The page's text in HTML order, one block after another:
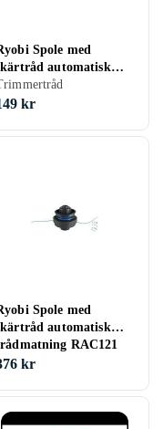
Spole med
automatisk
RAC110; 2
kr
Spole med
automatisk
RAC121
kr